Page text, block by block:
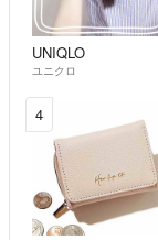
UNIQLO
ユニクロ
4